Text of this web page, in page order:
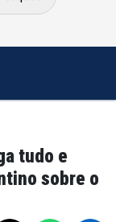
tudo e
sobre o